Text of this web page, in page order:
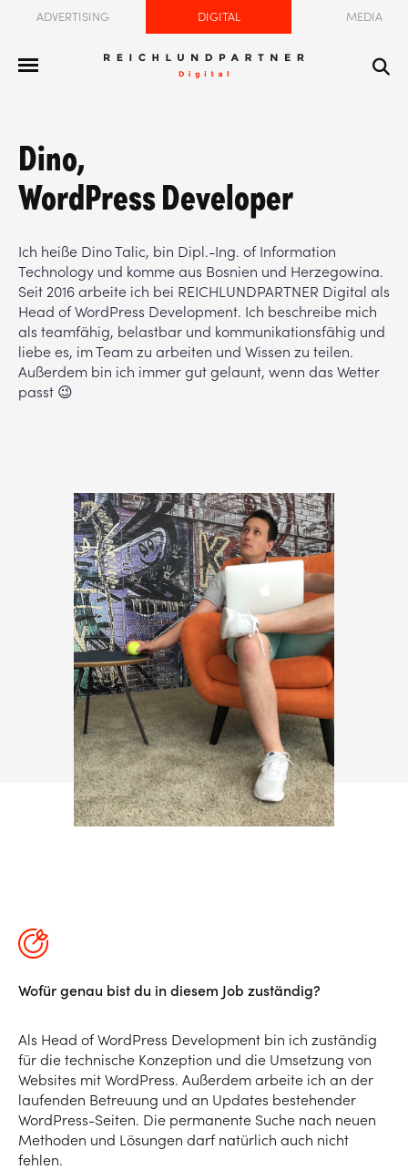
ADVERTISING DIGITAL MEDIA
Dino,
WordPress Developer
Ich heiße Dino Talic, bin Dipl.-Ing. of Information
Technology und komme aus Bosnien und Herzegowina.
Seit 2016 arbeite ich bei REICHLUNDPARTNER Digital als
Head of WordPress Development. Ich beschreibe mich
als teamfähig, belastbar und kommunikationsfähig und
liebe es, im Team zu arbeiten und Wissen zu teilen.
Außerdem bin ich immer gut gelaunt, wenn das Wetter
passt 😉
Wofür genau bist du in diesem Job zuständig?
Als Head of WordPress Development bin ich zuständig
für die technische Konzeption und die Umsetzung von
Websites mit WordPress. Außerdem arbeite ich an der
laufenden Betreuung und an Updates bestehender
WordPress-Seiten. Die permanente Suche nach neuen
Methoden und Lösungen darf natürlich auch nicht
fehlen.